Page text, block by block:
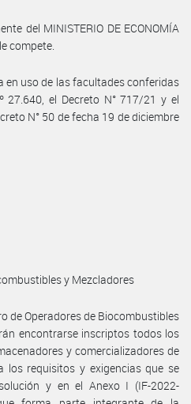
del MINISTERIO DE ECONOMÍA
compete.
en uso de las facultades conferidas
27.640, el Decreto N° 717/21 y el
N° 50 de fecha 19 de diciembre
y Mezcladores
de Operadores de Biocombustibles
encontrarse inscriptos todos los
y comercializadores de
los requisitos y exigencias que se
y en el Anexo I (IF-2022-